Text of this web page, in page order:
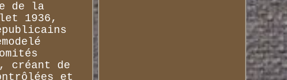
de la
1936,
créant de
et